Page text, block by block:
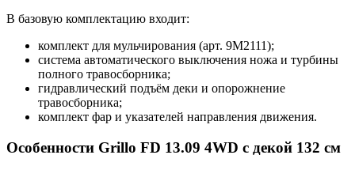
В базовую комплектацию входит:
комплект для мульчирования (арт. 9M2111);
система автоматического выключения ножа и турбины
полного травосборника;
гидравлический подъём деки и опорожнение
травосборника;
комплект фар и указателей направления движения.
Особенности Grillo FD 13.09 4WD с декой 132 см